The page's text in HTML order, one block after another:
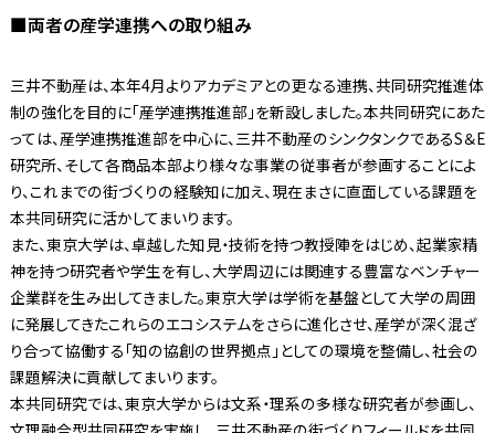
■両者の産学連携への取り組み
三井不動産は、本年4月よりアカデミアとの更なる連携、共同研究推進体
制の強化を目的に「産学連携推進部」を新設しました。本共同研究にあた
っては、産学連携推進部を中心に、三井不動産のシンクタンクであるS＆E
研究所、そして各商品本部より様々な事業の従事者が参画することによ
り、これまでの街づくりの経験知に加え、現在まさに直面している課題を
本共同研究に活かしてまいります。
また、東京大学は、卓越した知見・技術を持つ教授陣をはじめ、起業家精
神を持つ研究者や学生を有し、大学周辺には関連する豊富なベンチャー
企業群を生み出してきました。東京大学は学術を基盤として大学の周囲
に発展してきたこれらのエコシステムをさらに進化させ、産学が深く混ざ
り合って協働する「知の協創の世界拠点」としての環境を整備し、社会の
課題解決に貢献してまいります。
本共同研究では、東京大学からは文系・理系の多様な研究者が参画し、